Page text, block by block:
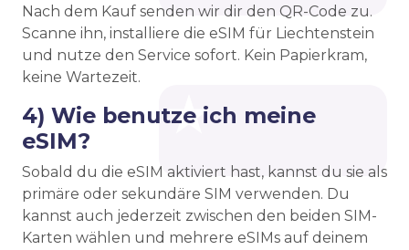
Nach dem Kauf senden wir dir den QR-Code zu.
Scanne ihn, installiere die eSIM für Liechtenstein
und nutze den Service sofort. Kein Papierkram,
keine Wartezeit.
4) Wie benutze ich meine
eSIM?
Sobald du die eSIM aktiviert hast, kannst du sie als
primäre oder sekundäre SIM verwenden. Du
kannst auch jederzeit zwischen den beiden SIM-
Karten wählen und mehrere eSIMs auf deinem